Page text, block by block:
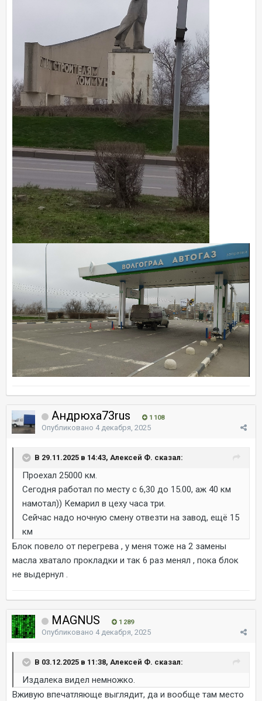
Андрюха73rus 1 108
Опубликовано 4 декабря, 2025
В 29.11.2025 в 14:43, Алексей Ф. сказал:
Проехал 25000 км.
Сегодня работал по месту с 6,30 до 15.00, аж 40 км
намотал)) Кемарил в цеху часа три.
Сейчас надо ночную смену отвезти на завод, ещё 15
км
Блок повело от перегрева , у меня тоже на 2 замены
масла хватало прокладки и так 6 раз менял , пока блок
не выдернул .
MAGNUS 1 289
Опубликовано 4 декабря, 2025
В 03.12.2025 в 11:38, Алексей Ф. сказал:
Издалека видел немножко.
Вживую впечатляюще выглядит, да и вообще там место